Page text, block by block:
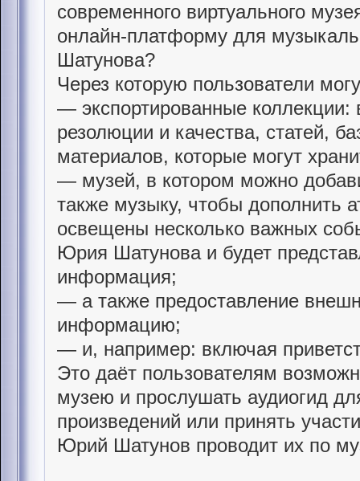
современного виртуального
онлайн-платформу для
Шатунова?
Через которую пользователи
— экспортированные
резолюции и качества, статей,
материалов, которые могут
— музей, в котором можно
также музыку, чтобы дополнить
освещены несколько важных
Юрия Шатунова и будет
информация;
— а также предоставление
информацию;
— и, например: включая
Это даёт пользователям
музею и прослушать аудиогид
произведений или принять
Юрий Шатунов проводит их по